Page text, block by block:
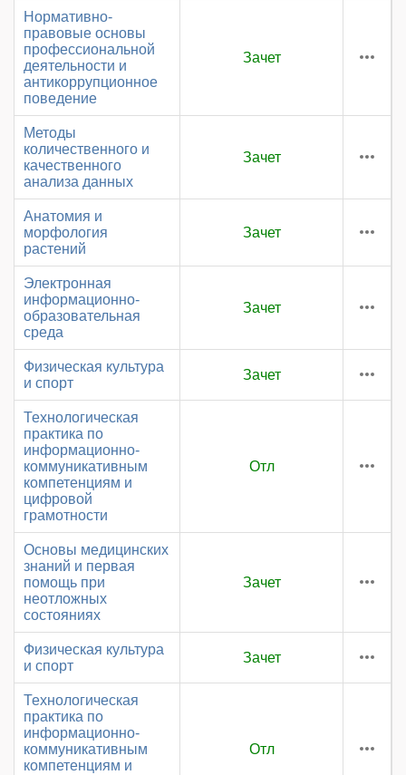
Нормативно-
правовые основы
профессиональной
деятельности и
антикоррупционное
поведение
Зачет
Методы
количественного и
качественного
анализа данных
Зачет
Анатомия и
морфология
растений
Зачет
Электронная
информационно-
образовательная
среда
Зачет
Физическая культура
и спорт
Зачет
Технологическая
практика по
информационно-
коммуникативным
компетенциям и
цифровой
грамотности
Отл
Основы медицинских
знаний и первая
помощь при
неотложных
состояниях
Зачет
Физическая культура
и спорт
Зачет
Технологическая
практика по
информационно-
коммуникативным
компетенциям и
Отл